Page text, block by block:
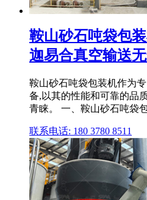
鞍山砂石吨袋包
迦易合真空输送
鞍山砂石吨袋包装机作为
备,以其的性能和可靠的品
青睐。 一、鞍山砂石吨袋
联系电话: 180 3780 8511